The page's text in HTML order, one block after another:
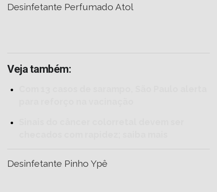
Desinfetante Perfumado Atol
Veja também:
Desinfetante Pinho Ypê